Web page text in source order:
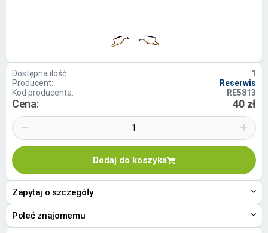
Dostępna ilość:
1
Producent:
Reserwis
Kod producenta:
RE5813
Cena: 40 zł
Dodaj do koszyka
Zapytaj o szczegóły
Poleć znajomemu